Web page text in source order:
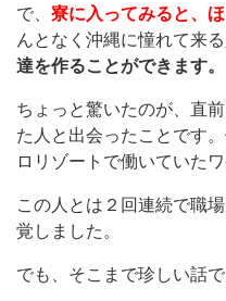
で、 寮に入ってみると、
んとなく沖縄に憧れて来
達を作ることができます。
ちょっと驚いたのが、直
た人と出会ったことです
ロリゾートで働いていた
この人とは２回連続で職
覚しました。
でも、そこまで珍しい話